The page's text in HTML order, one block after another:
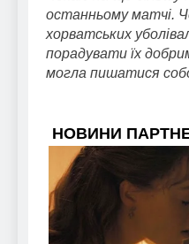
останньому матчі.
хорватських
порадувати їх
могла пишатися